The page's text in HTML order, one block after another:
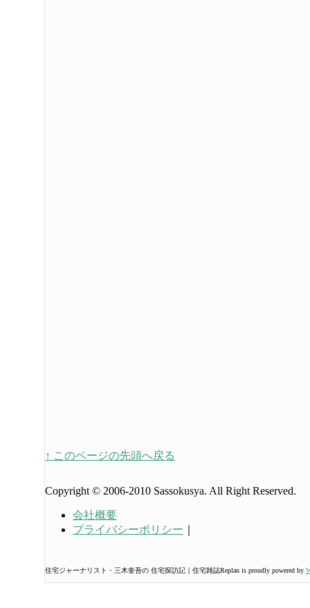
↑ このページの先頭へ戻る
Copyright © 2006-2010 Sassokusya. All Right Reserved.
会社概要
プライバシーポリシー
住宅ジャーナリスト・三木奎吾の 住宅探訪記｜住宅雑誌Replan is proudly powered by